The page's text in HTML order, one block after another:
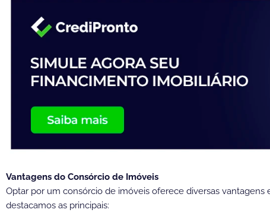
Vantagens do Consórcio de Imóveis
Optar por um consórcio de imóveis oferece diversas vantagens
destacamos as principais: